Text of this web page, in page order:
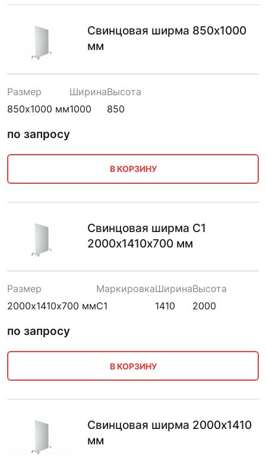
Свинцовая ширма 850х1000
мм
Размер
850х1000 мм
Ширина
1000
Высота
850
по запросу
В КОРЗИНУ
Свинцовая ширма С1
2000х1410х700 мм
Размер
2000х1410х700 мм
Маркировка
С1
Ширина
1410
Высота
2000
по запросу
В КОРЗИНУ
Свинцовая ширма 2000х1410
мм